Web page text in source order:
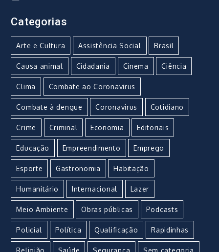
Categorias
Arte e Cultura Assistência Social Brasil
Causa animal Cidadania Cinema Ciência
Clima Combate ao Coronavirus
Combate à dengue Coronavirus Cotidiano
Crime Criminal Economia Editoriais
Educação Empreendimento Emprego
Esporte Gastronomia Habitação
Humanitário Internacional Lazer
Meio Ambiente Obras públicas Podcasts
Policial Política Qualificação Rapidinhas